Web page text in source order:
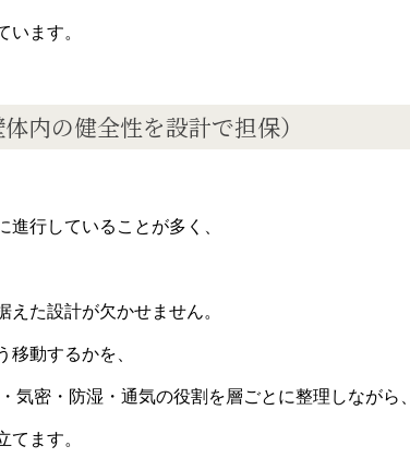
います。
内の健全性を設計で担保）
行していることが多く、
た設計が欠かせません。
動するかを、
気密・防湿・通気の役割を層ごとに整理しながら、
ます。